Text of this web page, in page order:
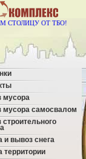
СТОЛИЦУ ОТ ТБО!
мусора
мусора самосвалом
строительного
и вывоз снега
территории